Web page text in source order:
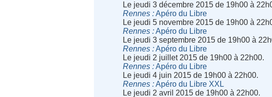
Le jeudi 3 décembre 2015 de 19h00 à
Rennes
Apéro du Libre
Le jeudi 5 novembre 2015 de 19h00 à
Rennes
Apéro du Libre
Le jeudi 3 septembre 2015 de 19h00 à
Rennes
Apéro du Libre
Le jeudi 2 juillet 2015 de 19h00 à 22h00.
Rennes
Apéro du Libre
Le jeudi 4 juin 2015 de 19h00 à 22h00.
Rennes
Apéro du Libre XXL
Le jeudi 2 avril 2015 de 19h00 à 22h00.